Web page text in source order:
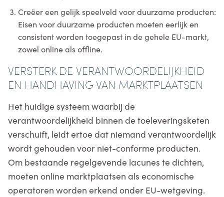
Creëer een gelijk speelveld voor duurzame producten:
Eisen voor duurzame producten moeten eerlijk en
consistent worden toegepast in de gehele EU-markt,
zowel online als offline.
VERSTERK DE VERANTWOORDELIJKHEID
EN HANDHAVING VAN MARKTPLAATSEN
Het huidige systeem waarbij de
verantwoordelijkheid binnen de toeleveringsketen
verschuift, leidt ertoe dat niemand verantwoordelijk
wordt gehouden voor niet-conforme producten.
Om bestaande regelgevende lacunes te dichten,
moeten online marktplaatsen als economische
operatoren worden erkend onder EU-wetgeving.